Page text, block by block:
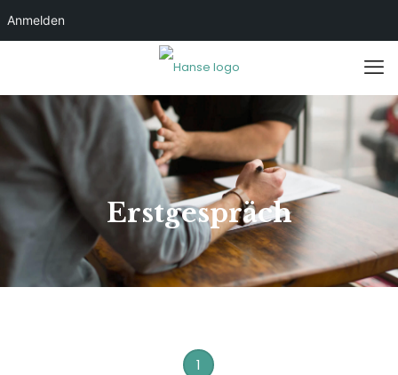
Erstgespräch
1
Anmelden